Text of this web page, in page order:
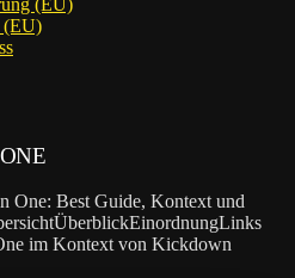
(EU)
(EU)
One: Best Guide, Kontext und
im Kontext von Kickdown